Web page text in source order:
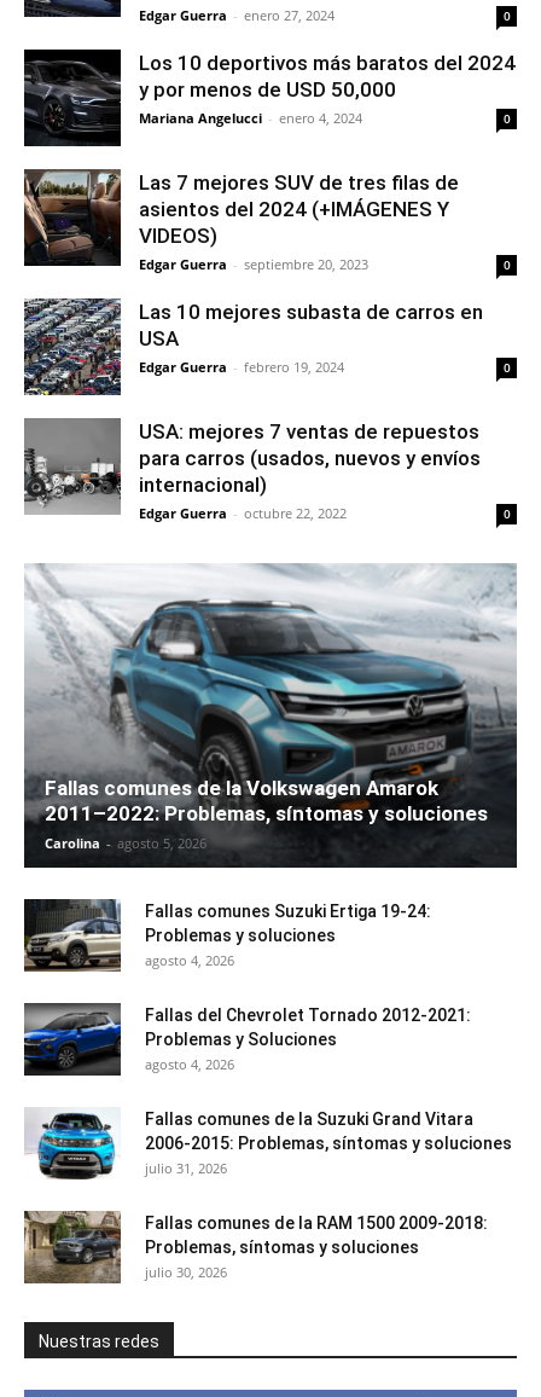
Edgar Guerra - enero 27, 2024 0
Los 10 deportivos más baratos del 2024
y por menos de USD 50,000
Mariana Angelucci - enero 4, 2024 0
Las 7 mejores SUV de tres filas de
asientos del 2024 (+IMÁGENES Y
VIDEOS)
Edgar Guerra - septiembre 20, 2023 0
Las 10 mejores subasta de carros en
USA
Edgar Guerra - febrero 19, 2024 0
USA: mejores 7 ventas de repuestos
para carros (usados, nuevos y envíos
internacional)
Edgar Guerra - octubre 22, 2022 0
Fallas comunes de la Volkswagen Amarok
2011–2022: Problemas, síntomas y soluciones
Carolina - agosto 5, 2026
Fallas comunes Suzuki Ertiga 19-24:
Problemas y soluciones
agosto 4, 2026
Fallas del Chevrolet Tornado 2012-2021:
Problemas y Soluciones
agosto 4, 2026
Fallas comunes de la Suzuki Grand Vitara
2006-2015: Problemas, síntomas y soluciones
julio 31, 2026
Fallas comunes de la RAM 1500 2009-2018:
Problemas, síntomas y soluciones
julio 30, 2026
Nuestras redes